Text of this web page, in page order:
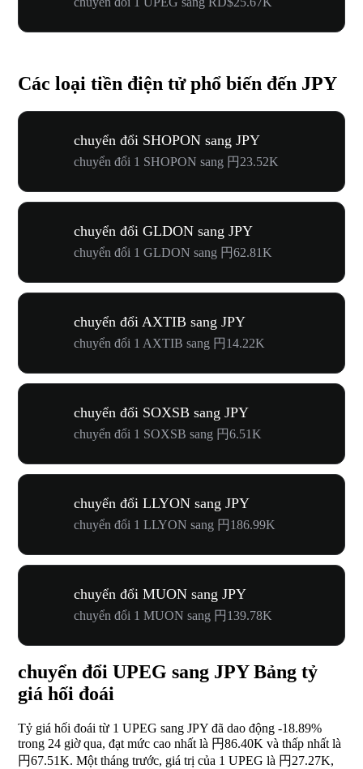
Các loại tiền điện tử phổ biến đến JPY
chuyển đổi SHOPON sang JPY
chuyển đổi 1 SHOPON sang 円23.52K
chuyển đổi GLDON sang JPY
chuyển đổi 1 GLDON sang 円62.81K
chuyển đổi AXTIB sang JPY
chuyển đổi 1 AXTIB sang 円14.22K
chuyển đổi SOXSB sang JPY
chuyển đổi 1 SOXSB sang 円6.51K
chuyển đổi LLYON sang JPY
chuyển đổi 1 LLYON sang 円186.99K
chuyển đổi MUON sang JPY
chuyển đổi 1 MUON sang 円139.78K
chuyển đổi UPEG sang JPY Bảng tỷ
giá hối đoái
Tỷ giá hối đoái từ 1 UPEG sang JPY đã dao động -18.89%
trong 24 giờ qua, đạt mức cao nhất là 円86.40K và thấp nhất là
円67.51K. Một tháng trước, giá trị của 1 UPEG là 円27.27K,